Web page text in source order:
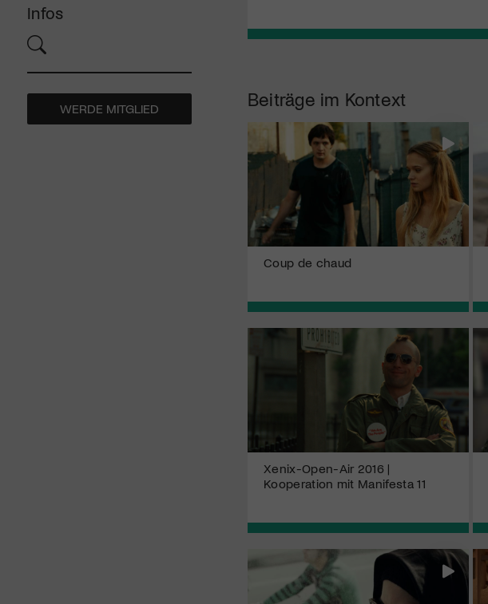
Infos
WERDE MITGLIED Beiträge im Kontext
Coup de chaud
Xenix-Open-Air 2016 |
Kooperation mit Manifesta 11